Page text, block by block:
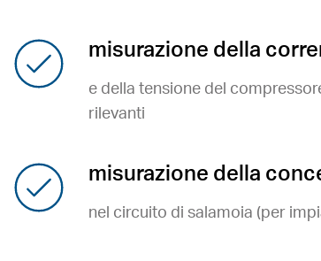
misurazione della
e della tensione del
rilevanti
misurazione della
nel circuito di salamoia (per